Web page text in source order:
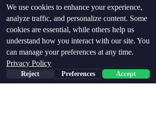
מתאמנים- האם המאמנים שלכם
לפעמים נותנים לכם את כל התשובות? ⁣
Phone Email Facebook
We use cookies to enhance your experience,
analyze traffic, and personalize content. Some
cookies are essential, while others help us
understand how you interact with our site. You
can manage your preferences at any time.
Privacy Policy
Reject Preferences Accept